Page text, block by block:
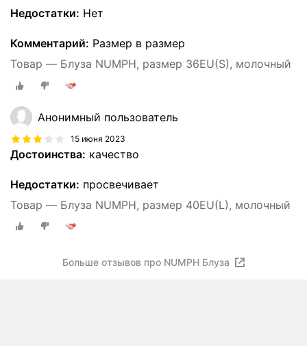
Недостатки: Нет
Комментарий: Размер в размер
Товар — Блуза NUMPH, размер 36EU(S), молочный
Анонимный пользователь
15 июня 2023
Достоинства: качество
Недостатки: просвечивает
Товар — Блуза NUMPH, размер 40EU(L), молочный
Больше отзывов про NUMPH Блуза